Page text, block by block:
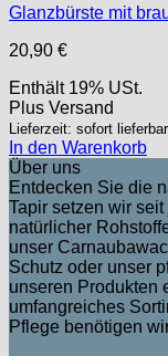
Glanzbürste mit
20,90 €
Enthält 19% USt.
Plus Versand
Lieferzeit: sofort lieferbar
In den Warenkorb
Über uns
Entdecken Sie die
Tapir setzen wir
natürlicher
unser
Schutz oder unser
unseren Produkten
umfangreiches
Pflege benötigen